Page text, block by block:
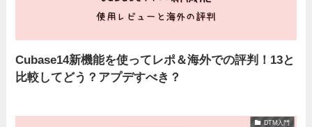
Cubase14新機能を使ってレポ＆海外での評判！13と
比較してどう？アプデすべき？
DTM入門